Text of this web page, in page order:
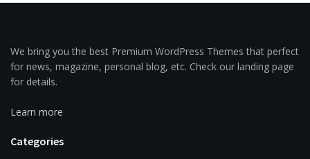
We bring you the best Premium WordPress Themes that perfect
for news, magazine, personal blog, etc. Check our landing page
for details.
Learn more
Categories